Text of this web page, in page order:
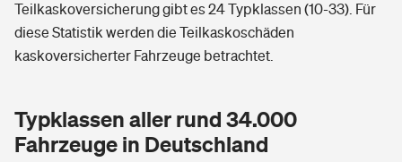
Teilkaskoversicherung gibt es 24 Typklassen (10-33). Für
diese Statistik werden die Teilkaskoschäden
kaskoversicherter Fahrzeuge betrachtet.
Typklassen aller rund 34.000
Fahrzeuge in Deutschland